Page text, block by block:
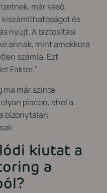
már késő.
kiszámíthatóságot és
nyújt. A biztosítási
annak, mint amekkora
számla. Ezt
Faktor.”
ma már szinte
piacon, ahol a
bizonytalan
kiutat a
a